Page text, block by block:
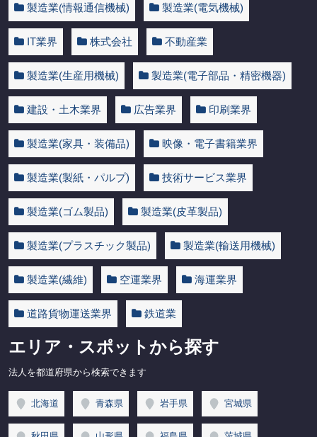
製造業(情報通信機械) 製造業(電気機械)
IT業界 株式会社 不動産業
製造業(生産用機械) 製造業(電子部品・精密機器)
建設・土木業界 広告業界 印刷業界
製造業(家具・装備品) 映像・電子書籍業界
製造業(製紙・パルプ) 技術サービス業界
製造業(ゴム製品) 製造業(皮革製品)
製造業(プラスチック製品) 製造業(輸送用機械)
製造業(繊維) 空運業界 海運業界
道路貨物運送業界 鉄道業
エリア・スポットから探す
法人を都道府県から検索できます
北海道 青森県 岩手県 宮城県